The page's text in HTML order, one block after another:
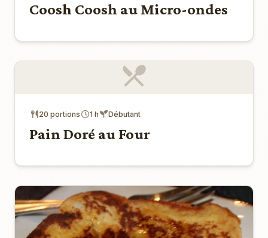
Coosh Coosh au Micro-ondes
20 portions 1 h Débutant
Pain Doré au Four